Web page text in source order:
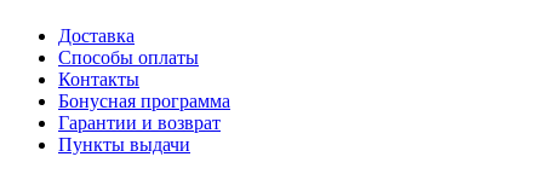
Доставка
Способы оплаты
Контакты
Бонусная программа
Гарантии и возврат
Пункты выдачи